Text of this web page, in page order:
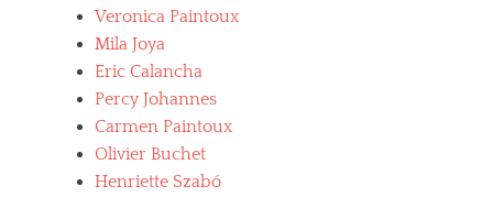
Veronica Paintoux
Mila Joya
Eric Calancha
Percy Johannes
Carmen Paintoux
Olivier Buchet
Henriette Szabó